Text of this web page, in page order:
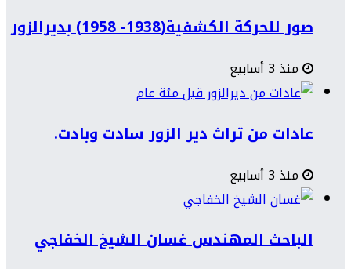
صور للحركة الكشفية(1938- 1958) بديرالزور
منذ 3 أسابيع
عادات من تراث دير الزور سادت وبادت.
منذ 3 أسابيع
الباحث المهندس غسان الشيخ الخفاجي